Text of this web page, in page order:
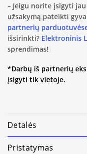
– Jeigu norite įsigyti
užsakymą pateikti
partnerių
išsirinkti? Elektroninis
sprendimas!
*Darbų iš partnerių
įsigyti tik vietoje.
Detalės
Pristatymas